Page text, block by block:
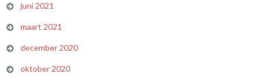
juni 2021
maart 2021
december 2020
oktober 2020